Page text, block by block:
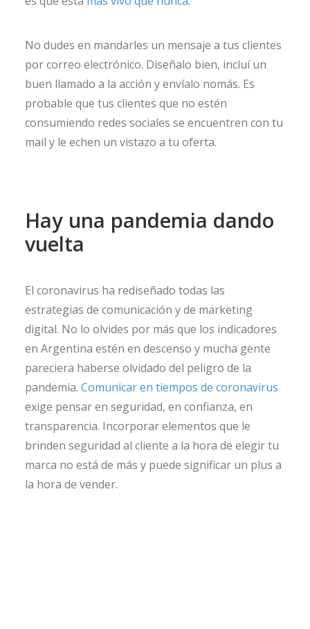
No dudes en mandarles un mensaje a tus clientes
por correo electrónico. Diseñalo bien, incluí un
buen llamado a la acción y envíalo nomás. Es
probable que tus clientes que no estén
consumiendo redes sociales se encuentren con tu
mail y le echen un vistazo a tu oferta.
Hay una pandemia dando
vuelta
El coronavirus ha rediseñado todas las
estrategias de comunicación y de marketing
digital. No lo olvides por más que los indicadores
en Argentina estén en descenso y mucha gente
pareciera haberse olvidado del peligro de la
pandemia. Comunicar en tiempos de coronavirus
exige pensar en seguridad, en confianza, en
transparencia. Incorporar elementos que le
brinden seguridad al cliente a la hora de elegir tu
marca no está de más y puede significar un plus a
la hora de vender.